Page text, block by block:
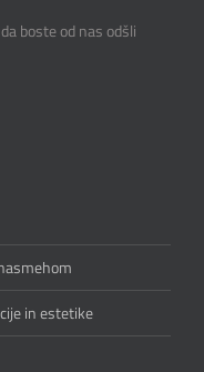
boste od nas odšli
in estetike